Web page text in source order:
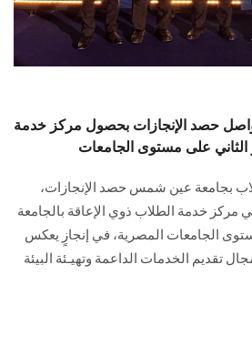
حصد الإنجازات بحصول مركز خدمة
الثاني على مستوى الجامعات
بجامعة عين شمس حصد الإنجازات،
خدمة الطلاب ذوي الإعاقة بالجامعة
الجامعات المصرية، في إنجازٍ يعكس
تقديم الخدمات الداعمة وتهيـئة البيئة